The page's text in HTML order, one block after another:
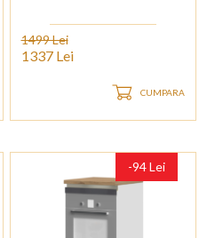
1499 Lei
1337 Lei
CUMPARA
-94 Lei